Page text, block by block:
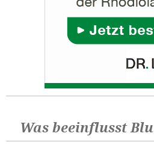
Was beeinflusst